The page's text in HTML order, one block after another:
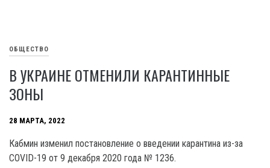
ОБЩЕСТВО
В УКРАИНЕ ОТМЕНИЛИ КАРАНТИННЫЕ
ЗОНЫ
28 МАРТА, 2022
Кабмин изменил постановление о введении карантина из-за
COVID-19 от 9 декабря 2020 года № 1236.